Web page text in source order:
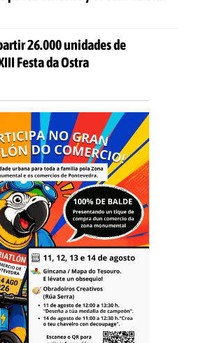
26.000 unidades de
Festa da Ostra